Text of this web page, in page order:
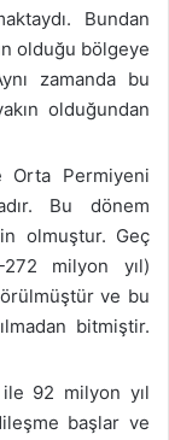
Bundan
olduğu bölgeye
zamanda bu
olduğundan
Permiyeni
Bu dönem
olmuştur. Geç
milyon yıl)
ve bu
bitmiştir.
92 milyon yıl
başlar ve